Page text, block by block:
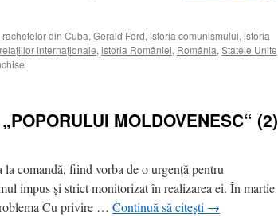
rachetelor din Cuba, Gerald Ford, istoria comunismului, istoria
internaţionale, istoria României, România, Statele Unite
TRATATULUI
VARŞOVIA
CONTRA
ROMÂNIEI
(1)
MOLDOVENESC“ (2)
comandă, fiind vorba de o urgenţă pentru
impus şi strict monitorizat în realizarea ei. În martie
Cu privire … Continuă să citești →